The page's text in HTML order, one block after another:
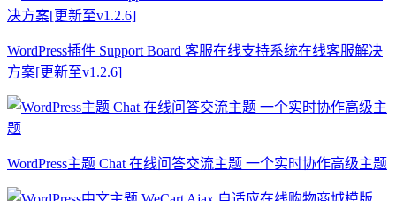
WordPress插件 Support Board 客服在线支持系统在线客服解决
方案[更新至v1.2.6]
WordPress主题 Chat 在线问答交流主题 一个实时协作高级主题